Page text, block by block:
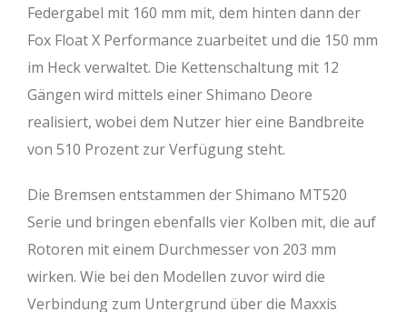
Federgabel mit 160 mm mit, dem hinten dann der
Fox Float X Performance zuarbeitet und die 150 mm
im Heck verwaltet. Die Kettenschaltung mit 12
Gängen wird mittels einer Shimano Deore
realisiert, wobei dem Nutzer hier eine Bandbreite
von 510 Prozent zur Verfügung steht.
Die Bremsen entstammen der Shimano MT520
Serie und bringen ebenfalls vier Kolben mit, die auf
Rotoren mit einem Durchmesser von 203 mm
wirken. Wie bei den Modellen zuvor wird die
Verbindung zum Untergrund über die Maxxis